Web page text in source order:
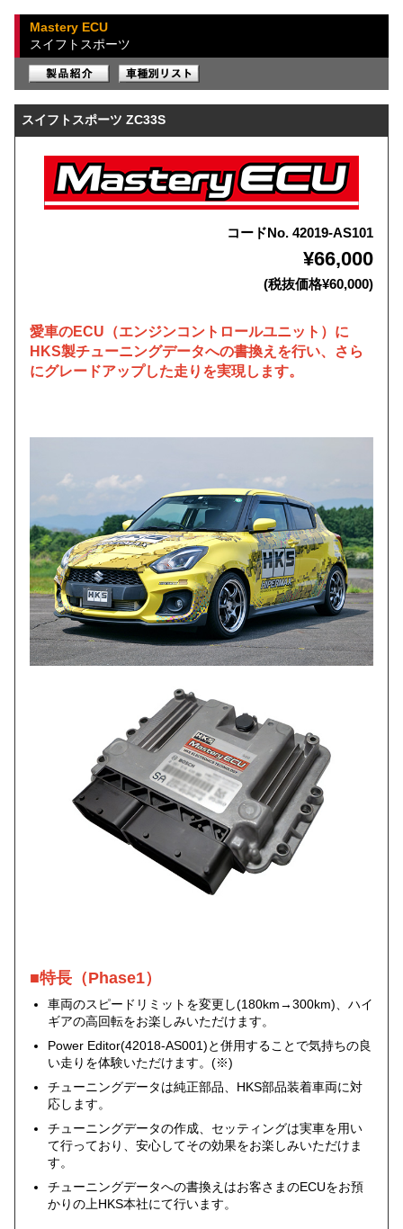
Mastery ECU
スイフトスポーツ
スイフトスポーツ ZC33S
コードNo. 42019-AS101
¥66,000
(税抜価格¥60,000)
愛車のECU（エンジンコントロールユニット）に
HKS製チューニングデータへの書換えを行い、さら
にグレードアップした走りを実現します。
■特長（Phase1）
車両のスピードリミットを変更し(180km→300km)、ハイ
ギアの高回転をお楽しみいただけます。
Power Editor(42018-AS001)と併用することで気持ちの良
い走りを体験いただけます。(※)
チューニングデータは純正部品、HKS部品装着車両に対
応します。
チューニングデータの作成、セッティングは実車を用い
て行っており、安心してその効果をお楽しみいただけま
す。
チューニングデータへの書換えはお客さまのECUをお預
かりの上HKS本社にて行います。